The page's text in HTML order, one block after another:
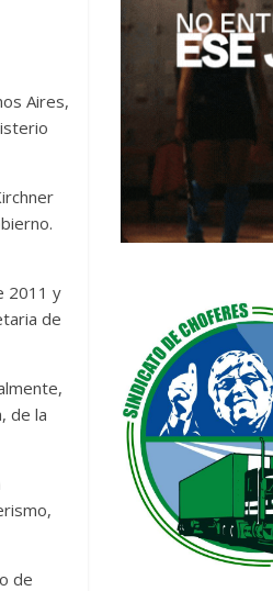
Aires,
2011 y
de
de la
de